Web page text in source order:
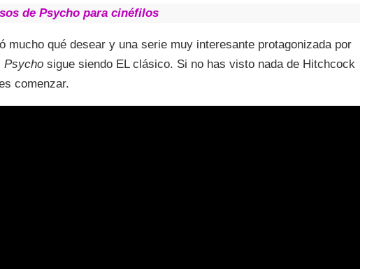
de Psycho para cinéfilos
mucho qué desear y una serie muy interesante protagonizada por
Psycho sigue siendo EL clásico. Si no has visto nada de Hitchcock
comenzar.